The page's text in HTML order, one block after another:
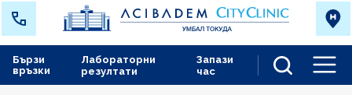
Лабораторни
резултати
Запази
час
Бързи
връзки